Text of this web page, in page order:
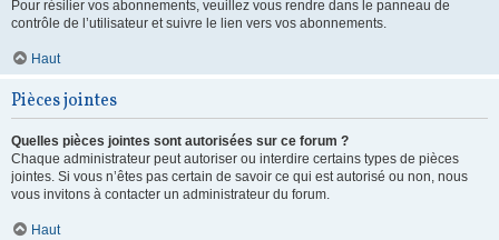
Pour résilier vos abonnements, veuillez vous rendre dans le panneau de
contrôle de l’utilisateur et suivre le lien vers vos abonnements.
Haut
Pièces jointes
Quelles pièces jointes sont autorisées sur ce forum ?
Chaque administrateur peut autoriser ou interdire certains types de pièces
jointes. Si vous n’êtes pas certain de savoir ce qui est autorisé ou non, nous
vous invitons à contacter un administrateur du forum.
Haut